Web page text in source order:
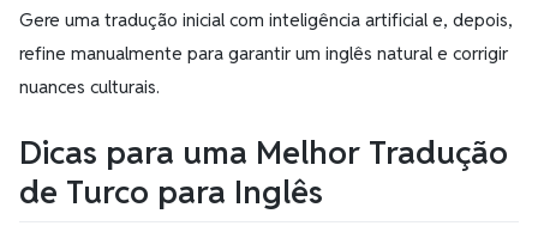
Gere uma tradução inicial com inteligência artificial e, depois,
refine manualmente para garantir um inglês natural e corrigir
nuances culturais.
Dicas para uma Melhor Tradução
de Turco para Inglês